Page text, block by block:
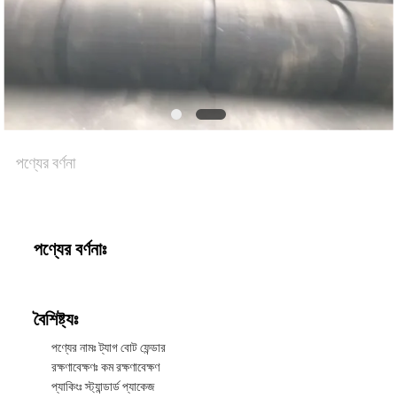
নিয়ন্ত্রণ
যোগাযোগ
করুন
মামলা
সাইট
পণ্যের বর্ণনা
পণ্যের বর্ণনাঃ
বৈশিষ্ট্যঃ
পণ্যের নামঃ ট্যাগ বোট ফেন্ডার
রক্ষণাবেক্ষণঃ কম রক্ষণাবেক্ষণ
প্যাকিংঃ স্ট্যান্ডার্ড প্যাকেজ